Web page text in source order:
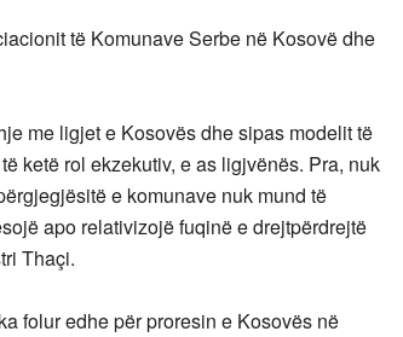
të Komunave Serbe në Kosovë dhe
me ligjet e Kosovës dhe sipas modelit të
ketë rol ekzekutiv, e as ligjvënës. Pra, nuk
e komunave nuk mund të
apo relativizojë fuqinë e drejtpërdrejtë
Thaçi.
folur edhe për proresin e Kosovës në